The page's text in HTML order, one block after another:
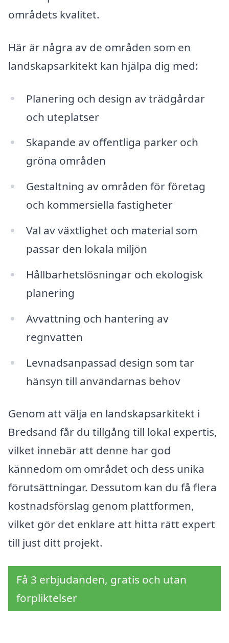
områdets kvalitet.
Här är några av de områden som en
landskapsarkitekt kan hjälpa dig med:
Planering och design av trädgårdar
och uteplatser
Skapande av offentliga parker och
gröna områden
Gestaltning av områden för företag
och kommersiella fastigheter
Val av växtlighet och material som
passar den lokala miljön
Hållbarhetslösningar och ekologisk
planering
Avvattning och hantering av
regnvatten
Levnadsanpassad design som tar
hänsyn till användarnas behov
Genom att välja en landskapsarkitekt i
Bredsand får du tillgång till lokal expertis,
vilket innebär att denne har god
kännedom om området och dess unika
förutsättningar. Dessutom kan du få flera
kostnadsförslag genom plattformen,
vilket gör det enklare att hitta rätt expert
till just ditt projekt.
Få 3 erbjudanden, gratis och utan
förpliktelser